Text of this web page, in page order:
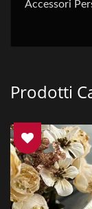
Accessori
Prodotti